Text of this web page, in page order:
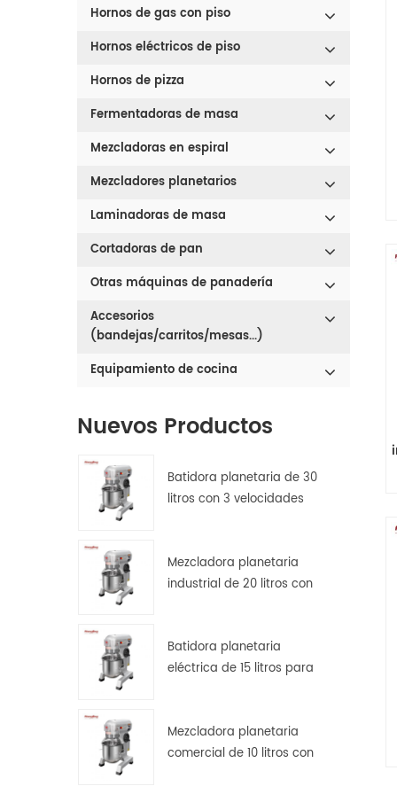
Hornos de gas con piso
Hornos eléctricos de piso
Hornos de pizza
Fermentadoras de masa
Mezcladoras en espiral
Mezcladores planetarios
Laminadoras de masa
Cortadoras de pan
Otras máquinas de panadería
Accesorios
(bandejas/carritos/mesas...)
Equipamiento de cocina
Nuevos Productos
Batidora planetaria de 30
litros con 3 velocidades
Mezcladora planetaria
industrial de 20 litros con
Batidora planetaria
eléctrica de 15 litros para
Mezcladora planetaria
comercial de 10 litros con